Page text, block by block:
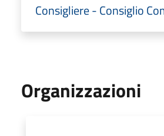
Consigliere - Consiglio
Organizzazioni